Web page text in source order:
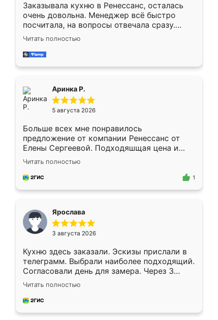
Заказывала кухню в Ренессанс, осталась
очень довольна. Менеджер всё быстро
посчитала, на вопросы отвечала сразу.
Замерщик приехал в субботу, подошёл к
делу со всей ответственностью. Собрали
за день, ребята работали аккуратно, даже
Читать полностью
Аринка Р.
5 августа 2026
Больше всех мне понравилось
предложение от компании Ренессанс от
Елены Сергеевой. Подходяшщая цена и
короткие сроки изготовления. Приехавший
для замера сотрудник Владислав
предложил по моему эскизу самый
Читать полностью
1
Ярослава
3 августа 2026
Кухню здесь заказали. Эскизы прислали в
телеграмм. Выбрали наиболее подходящий.
Согласовали день для замера. Через 3
недели кухня была уже готова. Остались
довольны работой. Спасибо Ренессанс
мебель за качественную работу!
Читать полностью